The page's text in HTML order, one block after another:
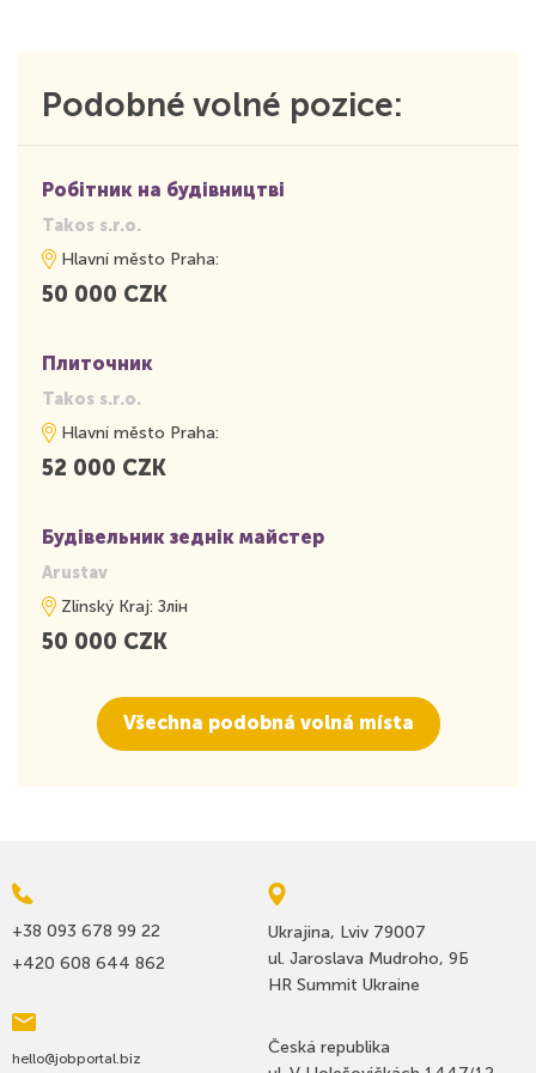
Podobné volné pozice:
Робітник на будівництві
Takos s.r.o.
Hlavní město Praha:
50 000 CZK
Плиточник
Takos s.r.o.
Hlavní město Praha:
52 000 CZK
Будівельник зеднік майстер
Arustav
Zlínský Kraj: Злін
50 000 CZK
Všechna podobná volná místa
Ukrajina, Lviv 79007
ul. Jaroslava Mudroho, 9Б
HR Summit Ukraine
Česká republika
+38 093 678 99 22
+420 608 644 862
hello@jobportal.biz